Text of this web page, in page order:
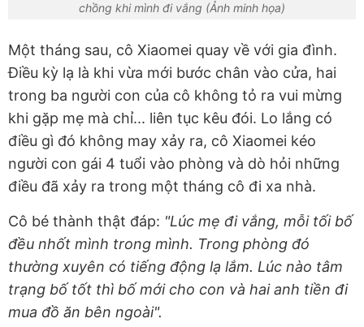
chồng khi mình đi vắng (Ảnh minh họa)
Một tháng sau, cô Xiaomei quay về với gia đình.
Điều kỳ lạ là khi vừa mới bước chân vào cửa, hai
trong ba người con của cô không tỏ ra vui mừng
khi gặp mẹ mà chỉ... liên tục kêu đói. Lo lắng có
điều gì đó không may xảy ra, cô Xiaomei kéo
người con gái 4 tuổi vào phòng và dò hỏi những
điều đã xảy ra trong một tháng cô đi xa nhà.
Cô bé thành thật đáp: "Lúc mẹ đi vắng, mỗi tối bố
đều nhốt mình trong mình. Trong phòng đó
thường xuyên có tiếng động lạ lắm. Lúc nào tâm
trạng bố tốt thì bố mới cho con và hai anh tiền đi
mua đồ ăn bên ngoài".